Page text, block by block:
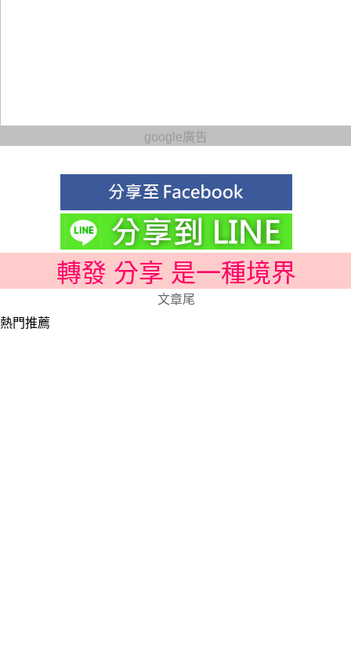
google廣告
轉發 分享 是一種境界
文章尾
熱門推薦